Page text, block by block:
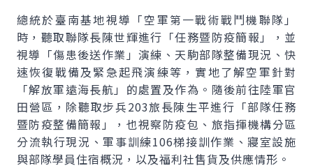
總統於臺南基地視導「空軍第一戰術戰鬥機聯隊」
時，聽取聯隊長陳世輝進行「任務暨防疫簡報」，並
視導「傷患後送作業」演練、天駒部隊整備現況、快
速恢復戰備及緊急起飛演練等，實地了解空軍針對
「解放軍遠海長航」的處置及作為。隨後前往陸軍官
田營區，除聽取步兵203旅長陳生平進行「部隊任務
暨防疫整備簡報」，也視察防疫包、旅指揮機構分區
分流執行現況、軍事訓練106梯接訓作業、寢室設施
與部隊學員住宿概況，以及福利社售貨及供應情形。